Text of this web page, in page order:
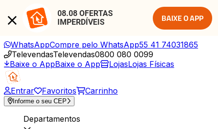
08.08 OFERTAS
IMPERDÍVEIS
BAIXE O APP
WhatsAppCompre pelo WhatsApp55 41 74031865
TelevendasTelevendas0800 080 0099
Baixe o AppBaixe o App LojasLojas Físicas
Entrar Favoritos Carrinho
Informe o seu CEP
Departamentos